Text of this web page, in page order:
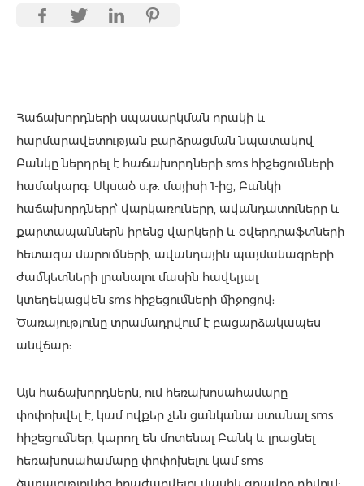
Հաճախորդների սպասարկման որակի և
հարմարավետության բարձրացման նպատակով
Բանկը ներդրել է հաճախորդների sms հիշեցումների
համակարգ: Սկսած ս.թ. մայիսի 1-ից, Բանկի
հաճախորդները՝ վարկառուները, ավանդատուները և
քարտապաններն իրենց վարկերի և օվերդրաֆտների
հետագա մարումների, ավանդային պայմանագրերի
ժամկետների լրանալու մասին հավելյալ
կտեղեկացվեն sms հիշեցումների միջոցով:
Ծառայությունը տրամադրվում է բացարձակապես
անվճար:
Այն հաճախորդներն, ում հեռախոսահամարը
փոփոխվել է, կամ ովքեր չեն ցանկանա ստանալ sms
հիշեցումներ, կարող են մոտենալ Բանկ և լրացնել
հեռախոսահամարը փոփոխելու կամ sms